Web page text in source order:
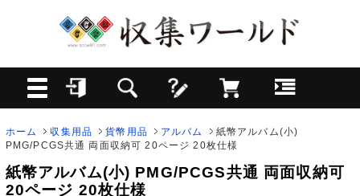
ホーム 収集用品 貨幣用品 アルバム
紙幣アルバム(小)
PMG/PCGS共通 両面収納可 20ページ 20枚仕様
紙幣アルバム(小) PMG/PCGS共通 両面収納可
20ページ 20枚仕様